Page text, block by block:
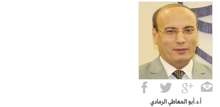
أ.د.أبو المعاطي الرمادي